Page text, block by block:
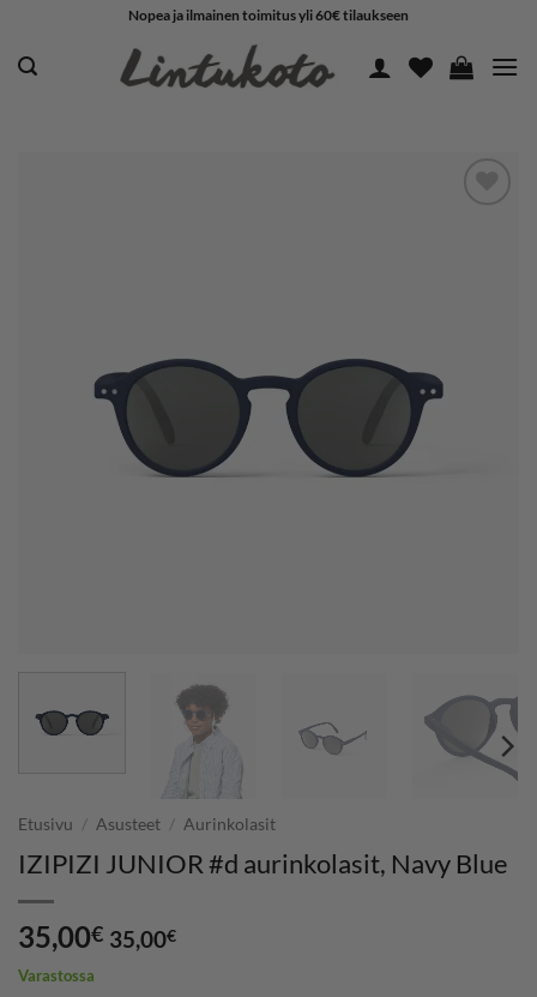
content
Nopea ja ilmainen toimitus yli 60€ tilaukseen
Etusivu / Asusteet / Aurinkolasit
IZIPIZI JUNIOR #d aurinkolasit, Navy Blue
35,00€ 35,00€
Varastossa